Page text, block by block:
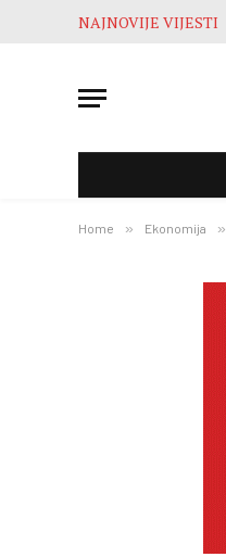
NAJNOVIJE VIJESTI
Home » Ekonomija »